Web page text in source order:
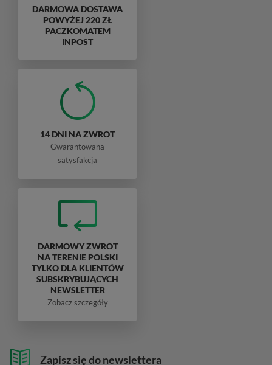
Zapisz się do newslettera
DARMOWA DOSTAWA
POWYŻEJ 220 ZŁ
PACZKOMATEM
INPOST
14 DNI NA ZWROT
Gwarantowana
satysfakcja
DARMOWY ZWROT
NA TERENIE POLSKI
TYLKO DLA KLIENTÓW
SUBSKRYBUJĄCYCH
NEWSLETTER
Zobacz szczegóły